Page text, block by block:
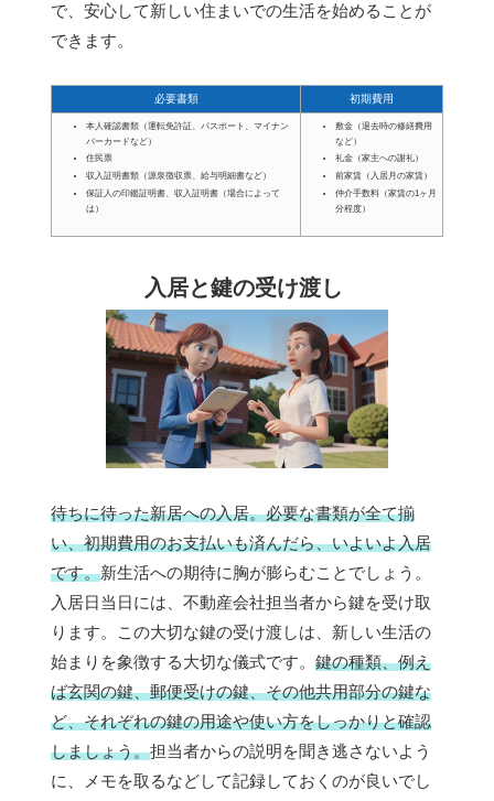
で、安心して新しい住まいでの生活を始めることが
できます。
必要書類 初期費用
本人確認書類（運転免許証、パスポート、マイナン
バーカードなど）
住民票
収入証明書類（源泉徴収票、給与明細書など）
保証人の印鑑証明書、収入証明書（場合によって
は）
敷金（退去時の修繕費用
など）
礼金（家主への謝礼）
前家賃（入居月の家賃）
仲介手数料（家賃の1ヶ月
分程度）
入居と鍵の受け渡し
待ちに待った新居への入居。必要な書類が全て揃
い、初期費用のお支払いも済んだら、いよいよ入居
です。新生活への期待に胸が膨らむことでしょう。
入居日当日には、不動産会社担当者から鍵を受け取
ります。この大切な鍵の受け渡しは、新しい生活の
始まりを象徴する大切な儀式です。 鍵の種類、例え
ば玄関の鍵、郵便受けの鍵、その他共用部分の鍵な
ど、それぞれの鍵の用途や使い方をしっかりと確認
しましょう。担当者からの説明を聞き逃さないよう
に、メモを取るなどして記録しておくのが良いでし